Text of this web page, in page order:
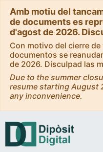
Amb motiu del
de documents es
d'agost de 2026.
Con motivo del cierre
documentos se
de 2026. Disculpad las
Due to the summer
resume starting August
any inconvenience.